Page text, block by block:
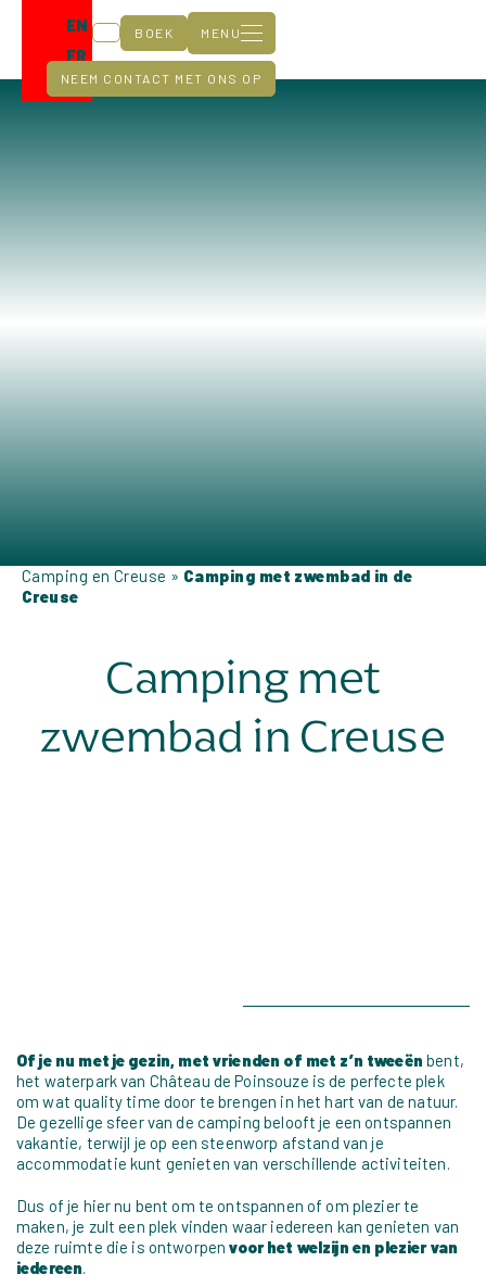
EN
FR
DE
NEEM CONTACT MET ONS OP
BOEK MENU
Camping en Creuse » Camping met zwembad in de
Creuse
Camping met
zwembad in Creuse
Of je nu met je gezin, met vrienden of met z’n tweeën bent,
het waterpark van Château de Poinsouze is de perfecte plek
om wat quality time door te brengen in het hart van de natuur.
De gezellige sfeer van de camping belooft je een ontspannen
vakantie, terwijl je op een steenworp afstand van je
accommodatie kunt genieten van verschillende activiteiten.
Dus of je hier nu bent om te ontspannen of om plezier te
maken, je zult een plek vinden waar iedereen kan genieten van
deze ruimte die is ontworpenvoor het welzijn en plezier van
iedereen.